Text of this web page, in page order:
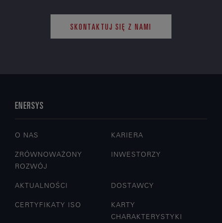
SKONTAKTUJ SIĘ Z NAMI
ENERSYS
O NAS KARIERA
ZRÓWNOWAŻONY
ROZWÓJ
INWESTORZY
AKTUALNOŚCI DOSTAWCY
CERTYFIKATY ISO
KARTY
CHARAKTERYSTYKI